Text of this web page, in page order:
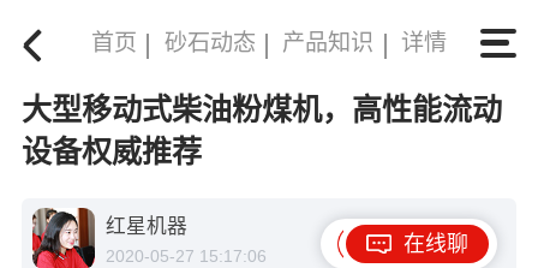
首页 砂石动态 产品知识 详情
大型移动式柴油粉煤机，高性能流动
设备权威推荐
红星机器
2020-05-27 15:17:06
在线聊